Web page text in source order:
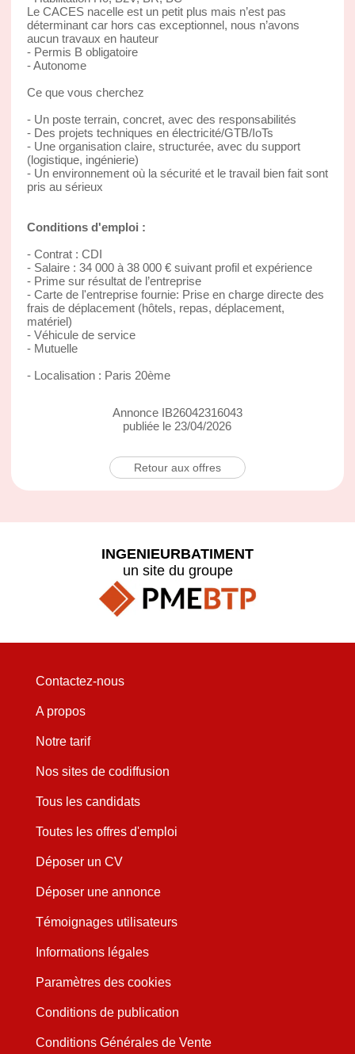
Le CACES nacelle est un petit plus mais n’est pas
déterminant car hors cas exceptionnel, nous n’avons
aucun travaux en hauteur
- Permis B obligatoire
- Autonome
Ce que vous cherchez
- Un poste terrain, concret, avec des responsabilités
- Des projets techniques en électricité/GTB/IoTs
- Une organisation claire, structurée, avec du support
(logistique, ingénierie)
- Un environnement où la sécurité et le travail bien fait sont
pris au sérieux
Conditions d'emploi :
- Contrat : CDI
- Salaire : 34 000 à 38 000 € suivant profil et expérience
- Prime sur résultat de l’entreprise
- Carte de l'entreprise fournie: Prise en charge directe des
frais de déplacement (hôtels, repas, déplacement,
matériel)
- Véhicule de service
- Mutuelle
- Localisation : Paris 20ème
Annonce IB26042316043
publiée le 23/04/2026
Retour aux offres
INGENIEURBATIMENT
un site du groupe
Contactez-nous
A propos
Notre tarif
Nos sites de codiffusion
Tous les candidats
Toutes les offres d'emploi
Déposer un CV
Déposer une annonce
Témoignages utilisateurs
Informations légales
Paramètres des cookies
Conditions de publication
Conditions Générales de Vente